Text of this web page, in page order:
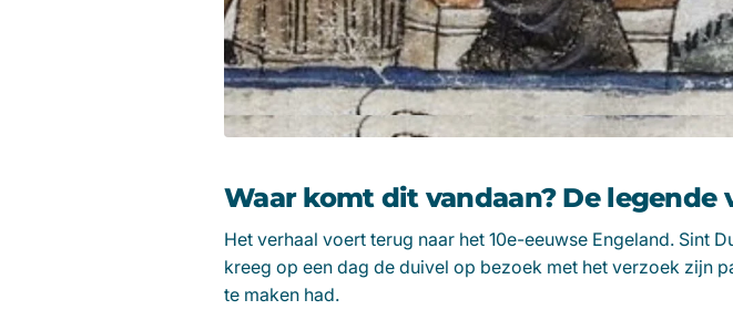
Waar komt dit vandaan? De legende
Het verhaal voert terug naar het 10e-eeuwse Engeland. Sint
kreeg op een dag de duivel op bezoek met het verzoek zijn
te maken had.